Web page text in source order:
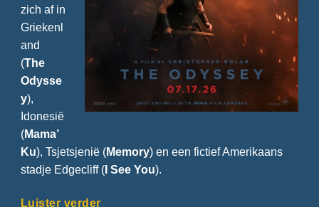
zich af in
Griekenl
and
(The
Odysse
y),
Idonesië
(Mama’
Ku), Tsjetsjenië (Memory) en een fictief Amerikaans
stadje Edgecliff (I See You).
Luister verder